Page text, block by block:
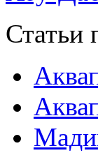
Статьи